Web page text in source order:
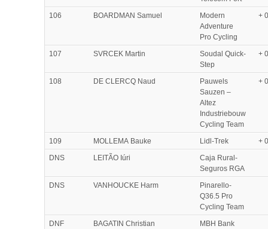
106
BOARDMAN Samuel
Modern
Adventure
Pro Cycling
+
107 SVRCEK Martin
Soudal Quick-
Step
+
108 DE CLERCQ Naud
Pauwels
Sauzen –
Altez
Industriebouw
Cycling Team
+
109 MOLLEMA Bauke Lidl-Trek
+
DNS
LEITÃO Iúri
Caja Rural-
Seguros RGA
DNS
VANHOUCKE Harm
Pinarello-
Q36.5 Pro
Cycling Team
DNF
BAGATIN Christian
MBH Bank